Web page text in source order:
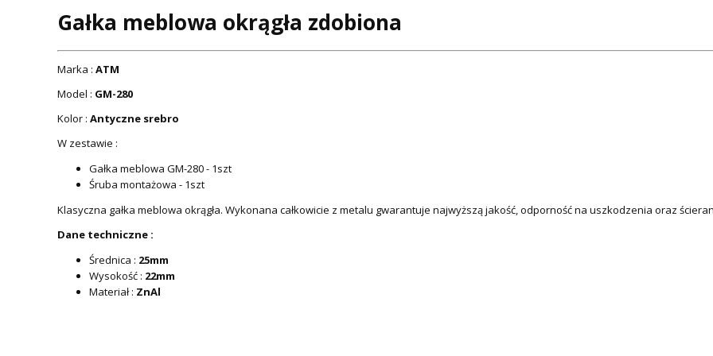
Gałka meblowa okrągła zdobiona
Marka : ATM
Model : GM-280
Kolor : Antyczne srebro
W zestawie :
Gałka meblowa GM-280 - 1szt
Śruba montażowa - 1szt
Klasyczna gałka meblowa okrągła. Wykonana całkowicie z metalu gwarantuje najwyższą jakość, odporność na uszkodzenia oraz
Dane techniczne :
Średnica : 25mm
Wysokość : 22mm
Materiał : ZnAl